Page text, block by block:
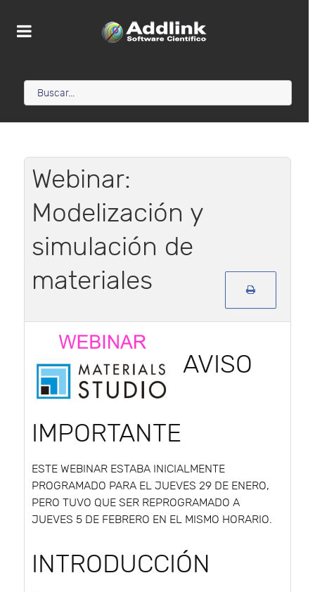
Webinar:
Modelización y
simulación de
materiales
AVISO
IMPORTANTE
ESTE WEBINAR ESTABA INICIALMENTE
PROGRAMADO PARA EL JUEVES 29 DE ENERO,
PERO TUVO QUE SER REPROGRAMADO A
JUEVES 5 DE FEBRERO EN EL MISMO HORARIO.
INTRODUCCIÓN